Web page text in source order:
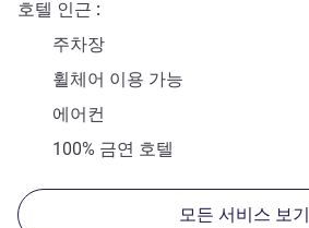
호텔 인근
주차장
휠체어 이용 가능
에어컨
100% 금연 호텔
모든 서비스 보기